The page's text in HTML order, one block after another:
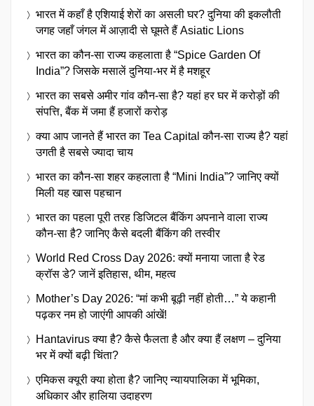
भारत में कहाँ है एशियाई शेरों का असली घर? दुनिया की इकलौती
जगह जहाँ जंगल में आज़ादी से घूमते हैं Asiatic Lions
भारत का कौन-सा राज्य कहलाता है “Spice Garden Of
India”? जिसके मसालें दुनिया-भर में है मशहूर
भारत का सबसे अमीर गांव कौन-सा है? यहां हर घर में करोड़ों की
संपत्ति, बैंक में जमा हैं हजारों करोड़
क्या आप जानते हैं भारत का Tea Capital कौन-सा राज्य है? यहां
उगती है सबसे ज्यादा चाय
भारत का कौन-सा शहर कहलाता है “Mini India”? जानिए क्यों
मिली यह खास पहचान
भारत का पहला पूरी तरह डिजिटल बैंकिंग अपनाने वाला राज्य
कौन-सा है? जानिए कैसे बदली बैंकिंग की तस्वीर
World Red Cross Day 2026: क्यों मनाया जाता है रेड
क्रॉस डे? जानें इतिहास, थीम, महत्व
Mother’s Day 2026: “मां कभी बूढ़ी नहीं होती…” ये कहानी
पढ़कर नम हो जाएंगी आपकी आंखें!
Hantavirus क्या है? कैसे फैलता है और क्या हैं लक्षण – दुनिया
भर में क्यों बढ़ी चिंता?
एमिकस क्यूरी क्या होता है? जानिए न्यायपालिका में भूमिका,
अधिकार और हालिया उदाहरण